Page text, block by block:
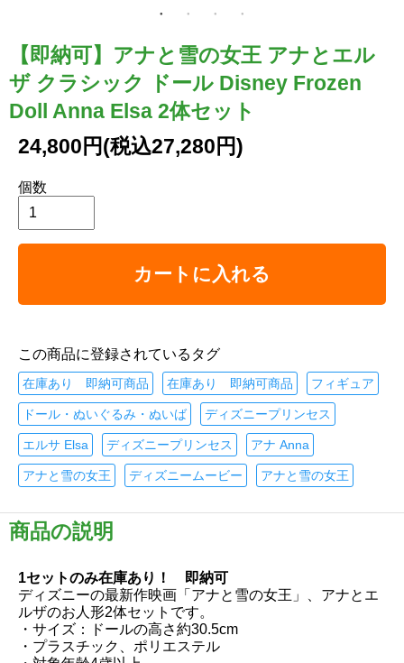
【即納可】アナと雪の女王 アナとエル
ザ クラシック ドール Disney Frozen
Doll Anna Elsa 2体セット
24,800円(税込27,280円)
個数
カートに入れる
この商品に登録されているタグ
在庫あり 即納可商品 在庫あり 即納可商品 フィギュア
ドール・ぬいぐるみ・ぬいば ディズニープリンセス
エルサ Elsa ディズニープリンセス アナ Anna
アナと雪の女王 ディズニームービー アナと雪の女王
商品の説明
1セットのみ在庫あり！ 即納可
ディズニーの最新作映画「アナと雪の女王」、アナとエ
ルザのお人形2体セットです。
・サイズ：ドールの高さ約30.5cm
・プラスチック、ポリエステル